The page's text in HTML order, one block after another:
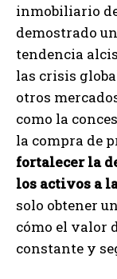
inmobiliario
demostrado
tendencia
las crisis
otros
como la
la compra de
fortalecer la
los activos a
solo obtener
cómo el valor
constante y